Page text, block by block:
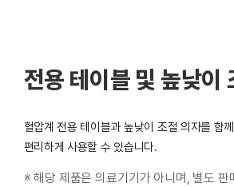
전용 테이블 및 높낮이
혈압계 전용 테이블과 높낮이 조절 의자를 함
편리하게 사용할 수 있습니다.
※ 해당 제품은 의료기기가 아니며, 별도 판